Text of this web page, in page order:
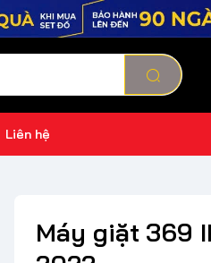
Liên hệ
Máy giặt 369